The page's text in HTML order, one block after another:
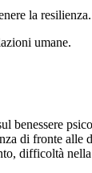
la resilienza.
umane.
di fronte
difficoltà